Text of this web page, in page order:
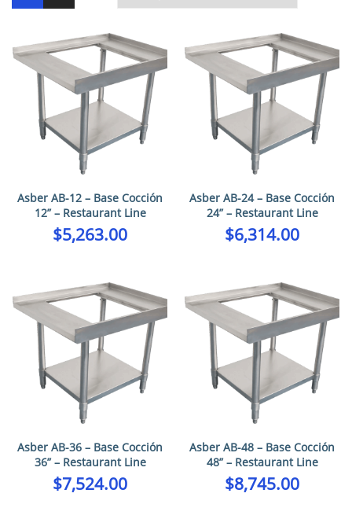
Asber AB-12 – Base Cocción
12” – Restaurant Line
$5,263.00
Asber AB-24 – Base Cocción
24” – Restaurant Line
$6,314.00
Asber AB-36 – Base Cocción
36” – Restaurant Line
$7,524.00
Asber AB-48 – Base Cocción
48” – Restaurant Line
$8,745.00